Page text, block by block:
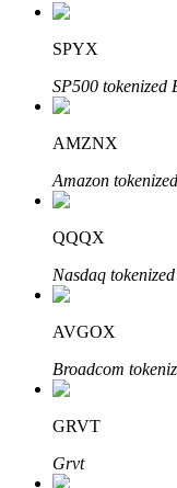
Investissement
Découvrez
SPYX
SP500 tokenized
AMZNX
Amazon
QQQX
Nasdaq
AVGOX
Broadcom
GRVT
Grvt